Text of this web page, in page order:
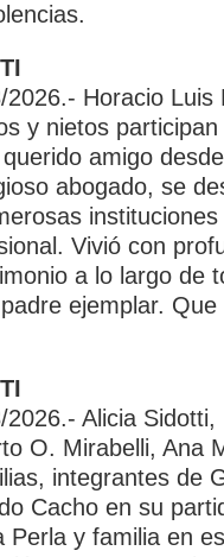
2026.- Horacio
y nietos
amigo
abogado, se
Vivió con
a lo largo de
ejemplar.
Alicia
O. Mirabelli, Ana
integrantes de
Cacho en su
Perla y familia en